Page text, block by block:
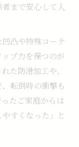
まで安心して入
凸や特殊コーテ
プ力を保つのが
た防滑加工や、
転倒時の衝撃も
たご家庭からは
すくなった」と